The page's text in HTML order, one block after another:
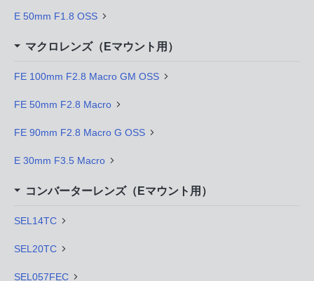
E 50mm F1.8 OSS
マクロレンズ（Eマウント用）
FE 100mm F2.8 Macro GM OSS
FE 50mm F2.8 Macro
FE 90mm F2.8 Macro G OSS
E 30mm F3.5 Macro
コンバーターレンズ（Eマウント用）
SEL14TC
SEL20TC
SEL057FEC